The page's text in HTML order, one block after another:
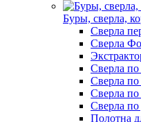
Буры, сверла,
Сверла
Сверла
Сверла по
Сверла по
Сверла по
Сверла по
Полотна